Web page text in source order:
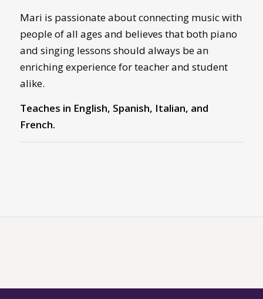
Mari is passionate about connecting music with
people of all ages and believes that both piano
and singing lessons should always be an
enriching experience for teacher and student
alike.
Teaches in English, Spanish, Italian, and
French.